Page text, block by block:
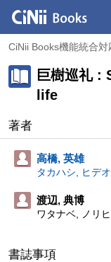
CiNii Books機能統合
巨樹巡礼
life
著者
高橋, 英雄
タカハシ, ヒデオ
渡辺, 典博
ワタナベ, ノリ
書誌事項